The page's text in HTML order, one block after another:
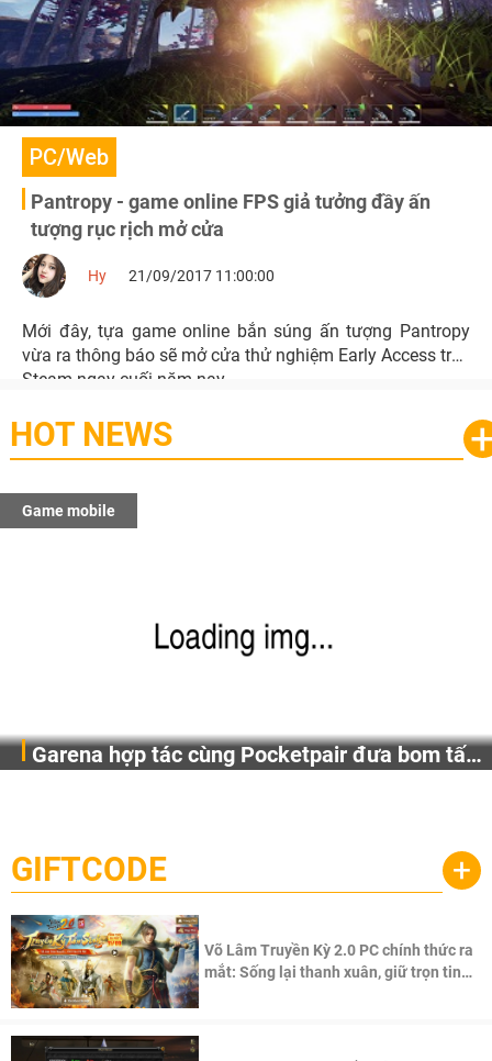
PC/Web
Pantropy - game online FPS giả tưởng đầy ấn
tượng rục rịch mở cửa
Hy 21/09/2017 11:00:00
Mới đây, tựa game online bắn súng ấn tượng Pantropy
vừa ra thông báo sẽ mở cửa thử nghiệm Early Access trên
Steam ngay cuối năm nay.
HOT NEWS
Game mobile
Garena hợp tác cùng Pocketpair đưa bom tấn
cầu, theo giấy phép chính thức từ công ty game Nhật Bản
Pocketpair, Inc.
GIFTCODE +
Võ Lâm Truyền Kỳ 2.0 PC chính thức ra
mắt: Sống lại thanh xuân, giữ trọn tinh